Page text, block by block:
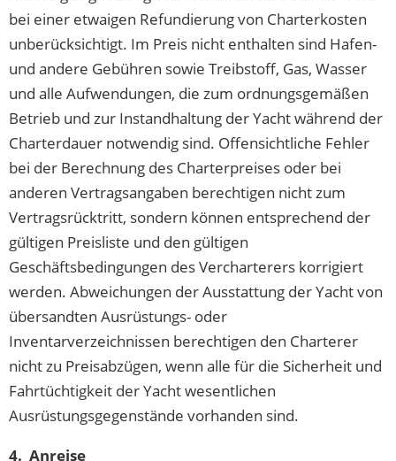
bei einer etwaigen Refundierung von Charterkosten
unberücksichtigt. Im Preis nicht enthalten sind Hafen-
und andere Gebühren sowie Treibstoff, Gas, Wasser
und alle Aufwendungen, die zum ordnungsgemäßen
Betrieb und zur Instandhaltung der Yacht während der
Charterdauer notwendig sind. Offensichtliche Fehler
bei der Berechnung des Charterpreises oder bei
anderen Vertragsangaben berechtigen nicht zum
Vertragsrücktritt, sondern können entsprechend der
gültigen Preisliste und den gültigen
Geschäftsbedingungen des Vercharterers korrigiert
werden. Abweichungen der Ausstattung der Yacht von
übersandten Ausrüstungs- oder
Inventarverzeichnissen berechtigen den Charterer
nicht zu Preisabzügen, wenn alle für die Sicherheit und
Fahrtüchtigkeit der Yacht wesentlichen
Ausrüstungsgegenstände vorhanden sind.
4. Anreise